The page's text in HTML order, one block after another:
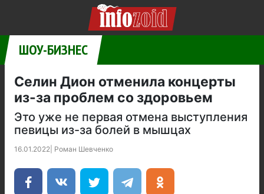
ШОУ-БИЗНЕС
Селин Дион отменила концерты
из-за проблем со здоровьем
Это уже не первая отмена выступления
певицы из-за болей в мышцах
16.01.2022 Роман Шевченко